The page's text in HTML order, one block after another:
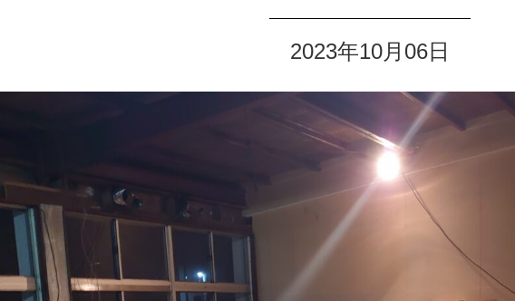
2023年10月06日